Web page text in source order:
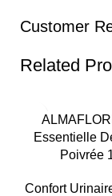
Customer
Related
Essentielle
Poivrée
Confort